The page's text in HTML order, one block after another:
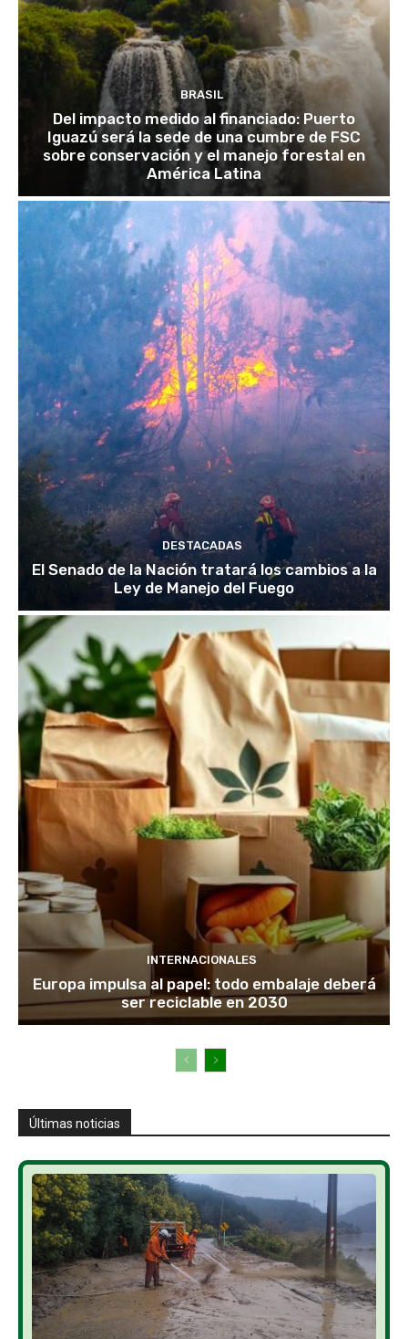
BRASIL
Del impacto medido al financiado: Puerto
Iguazú será la sede de una cumbre de FSC
sobre conservación y el manejo forestal en
América Latina
DESTACADAS
El Senado de la Nación tratará los cambios a la
Ley de Manejo del Fuego
INTERNACIONALES
Europa impulsa al papel: todo embalaje deberá
ser reciclable en 2030
Últimas noticias